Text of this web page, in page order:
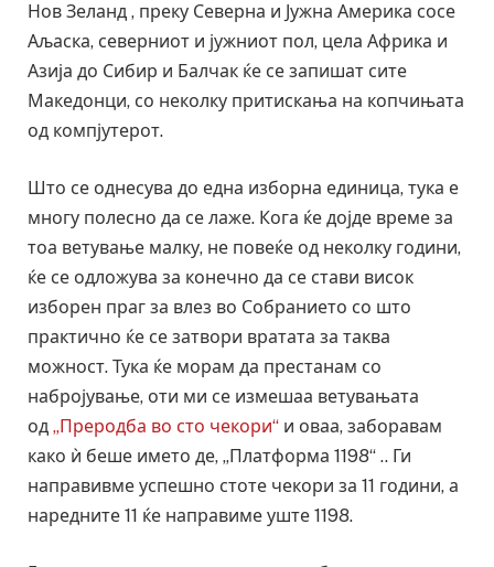
Нов Зеланд , преку Северна и Јужна Америка сосе
Аљаска, северниот и јужниот пол, цела Африка и
Азија до Сибир и Балчак ќе се запишат сите
Македонци, со неколку притискања на копчињата
од компјутерот.
Што се однесува до една изборна единица, тука е
многу полесно да се лаже. Кога ќе дојде време за
тоа ветување малку, не повеќе од неколку години,
ќе се одложува за конечно да се стави висок
изборен праг за влез во Собранието со што
практично ќе се затвори вратата за таква
можност. Тука ќе морам да престанам со
набројување, оти ми се измешаа ветувањата
од „Преродба во сто чекори“ и оваа, заборавам
како ѝ беше името де, „Платформа 1198“ .. Ги
направивме успешно стоте чекори за 11 години, а
наредните 11 ќе направиме уште 1198.